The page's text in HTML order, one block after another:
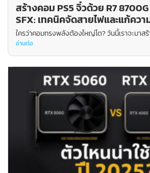
สร้างคอม PS5 จิ๋วด้วย R7
SFX: เทคนิคจัดสายไฟและแก้ควา
ใครว่าคอมทรงพลังต้องใหญ่โต? วันนี้เราจะมาสร้
อ่านต่อ